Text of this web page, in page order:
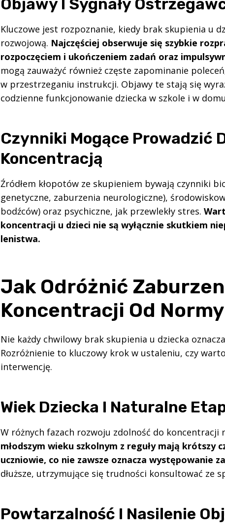
Objawy I Sygnały
Kluczowe jest rozpoznanie, kiedy brak skupienia u
rozwojową. Najczęściej obserwuje się szybkie
rozpoczęciem i ukończeniem zadań oraz
mogą zauważyć również częste zapominanie
w przestrzeganiu instrukcji. Objawy te stają się
codzienne funkcjonowanie dziecka w szkole i w
Czynniki Mogące Prowadzić
Koncentracją
Źródłem kłopotów ze skupieniem bywają czynniki
genetyczne, zaburzenia neurologiczne),
bodźców) oraz psychiczne, jak przewlekły stres.
koncentracji u dzieci nie są wyłącznie skutkiem
lenistwa.
Jak Odróżnić
Koncentracji Od
Nie każdy chwilowy brak skupienia u dziecka
Rozróżnienie to kluczowy krok w ustaleniu, czy
interwencję.
Wiek Dziecka I Naturalne
W różnych fazach rozwoju zdolność do koncentracji
młodszym wieku szkolnym z reguły mają krótszy
uczniowie, co nie zawsze oznacza występowanie
dłuższe, utrzymujące się trudności konsultować ze
Powtarzalność I Nasilenie